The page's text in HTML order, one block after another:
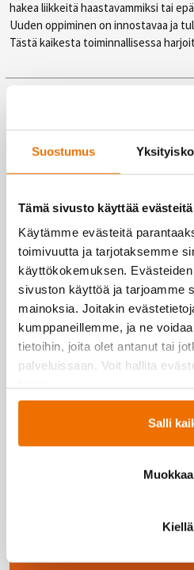
Suostumus
Tämä sivusto käyttää evästeitä
Käytämme evästeitä
toimivuutta ja tarjotaksemme
käyttökokemuksen.
sivuston käyttöä ja tarjoamme
mainoksia. Joitakin
kumppaneillemme, ja ne
tietoihin, joita olet antanut tai
palveluissaan. Voit hallita
Salli
Muokkaa
Kiellä
hakea liikkeitä haastavammiksi tai
Uuden oppiminen on innostavaa ja
Tästä kaikesta toiminnallisessa
Treenaa
Hukan monipuolisilla
Hukan suurin, yli 1 600 neliön
monipuolisin kuntosali. Kuntosali
lämmittelylaitteita ja kattaa takuulla
kokeneempienkin treenaajien
permantoalueella varustetun
Kaikki tämä käytössäsi vain
lue lisää Hukan palveluista
Liity